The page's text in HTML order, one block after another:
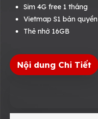
Sim 4G free 1 tháng
Vietmap S1 bản quyền
Thẻ nhớ 16GB
Nội dung Chi Tiết